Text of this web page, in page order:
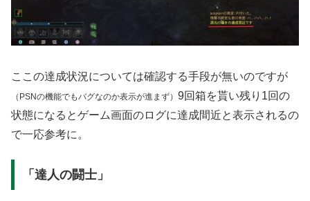
ここの達成状況については確認する手段が無いのですが
（PSNの機能でもバグなのか表示が進まず） 9回箱を貰い残り1回の
状態になるとゲーム画面のログに達成間近と表示されるの
で一応参考に。
「達人の闘士」